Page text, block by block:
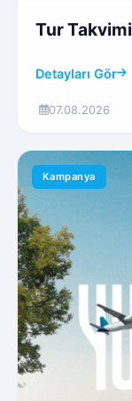
Tur Takvimi
Detayları Gör
07.08.2026
Kampanya